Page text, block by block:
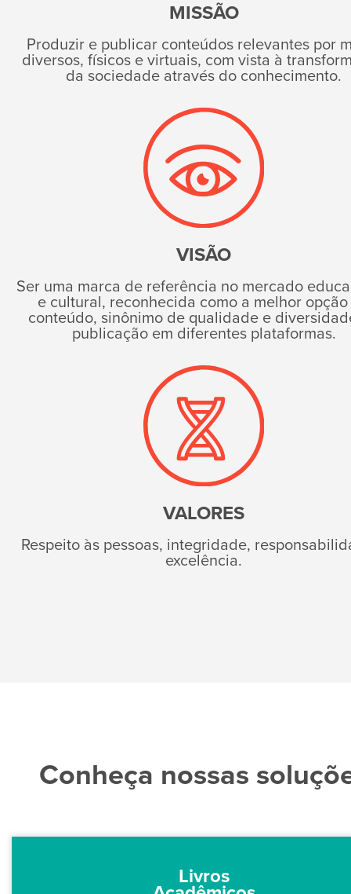
MISSÃO
Produzir e publicar conteúdos relevantes por
diversos, físicos e virtuais, com vista à
da sociedade através do conhecimento.
VISÃO
Ser uma marca de referência no mercado
e cultural, reconhecida como a melhor
conteúdo, sinônimo de qualidade e
publicação em diferentes plataformas.
VALORES
Respeito às pessoas, integridade,
excelência.
Conheça nossas
Livros